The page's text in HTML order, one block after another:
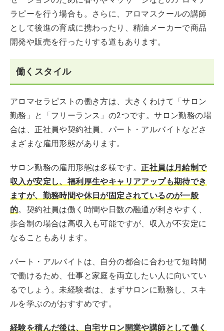
ラピーを行う場合も。さらに、アロマスクールの講師
として後進の育成に携わったり、精油メーカーで商品
開発や販売を行ったりする道もあります。
働くスタイル
アロマセラピストの働き方は、大きくわけて「サロン
勤務」と「フリーランス」の2つです。サロン勤務の場
合は、正社員や契約社員、パート・アルバイトなどさ
まざまな雇用形態があります。
サロン勤務の雇用形態は多様です。正社員は月給制で
収入が安定し、福利厚生やキャリアアップも期待でき
ますが、勤務時間や休日が固定されているのが一般
的。契約社員は働く時間や日数の融通が利きやすく、
歩合制の場合は高収入も可能ですが、収入が不安定に
なることもあります。
パート・アルバイトは、自分の都合に合わせて短時間
で働けるため、仕事と家庭を両立したい人に向いてい
るでしょう。未経験者は、まずサロンに勤務し、スキ
ルを学ぶのがおすすめです。
経験を積んだ後は、自宅サロン開業や講師として働く